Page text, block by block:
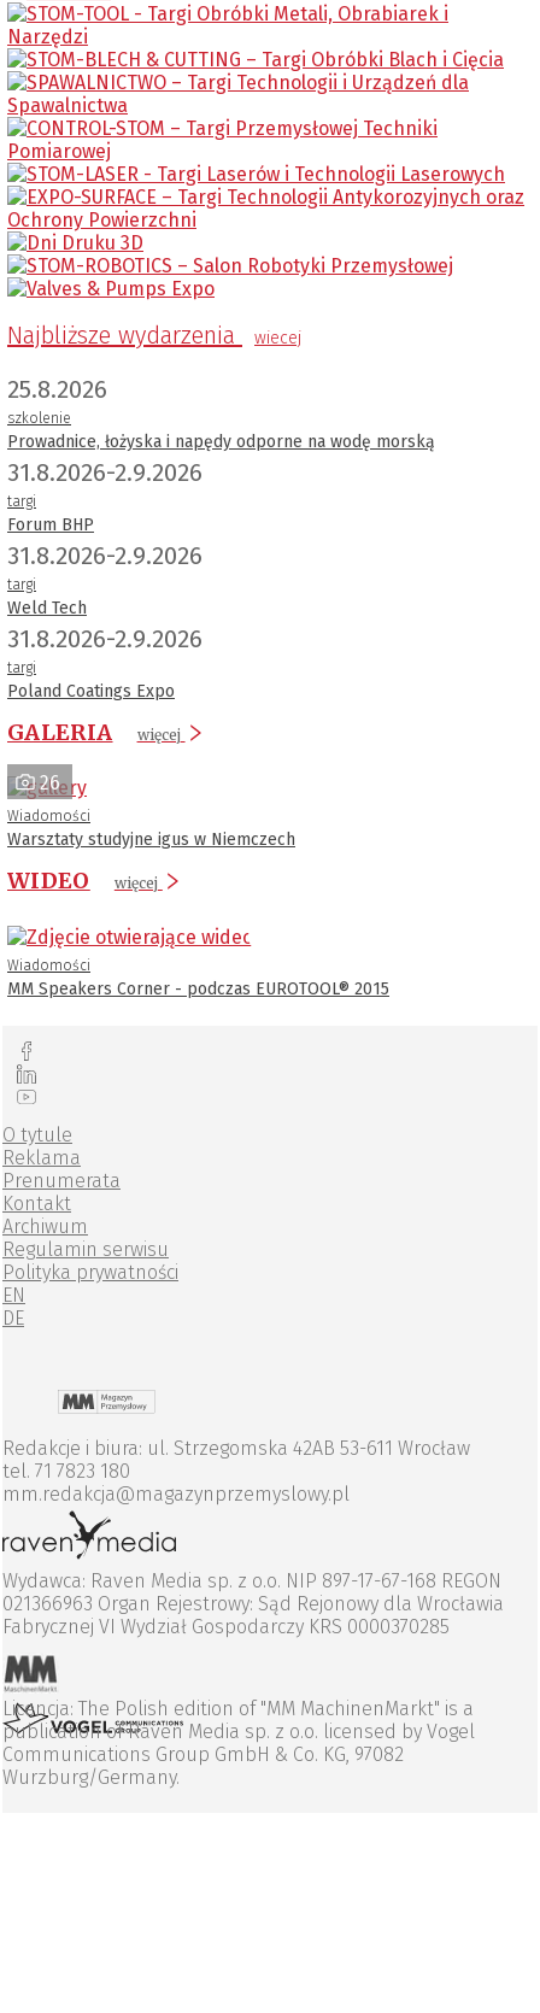
Najbliższe wydarzenia wiecej
25.8.2026
szkolenie
Prowadnice, łożyska i napędy odporne na wodę morską
31.8.2026-2.9.2026
targi
Forum BHP
31.8.2026-2.9.2026
targi
Weld Tech
31.8.2026-2.9.2026
targi
Poland Coatings Expo
GALERIA więcej
26
Wiadomości
Warsztaty studyjne igus w Niemczech
WIDEO więcej
Wiadomości
MM Speakers Corner - podczas EUROTOOL® 2015
O tytule
Reklama
Prenumerata
Kontakt
Archiwum
Regulamin serwisu
Polityka prywatności
EN
DE
Redakcje i biura: ul. Strzegomska 42AB 53-611 Wrocław
tel. 71 7823 180
mm.redakcja@magazynprzemyslowy.pl
Wydawca: Raven Media sp. z o.o. NIP 897-17-67-168 REGON
021366963 Organ Rejestrowy: Sąd Rejonowy dla Wrocławia
Fabrycznej VI Wydział Gospodarczy KRS 0000370285
Licencja: The Polish edition of "MM MachinenMarkt" is a
publication of Raven Media sp. z o.o. licensed by Vogel
Communications Group GmbH & Co. KG, 97082
Wurzburg/Germany.